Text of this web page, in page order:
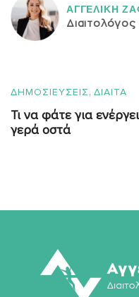
ΑΓΓΕΛΙΚH
ΔΗΜΟΣΙΕΥΣΕΙΣ, ΔΙΑΙΤΑ
Τι να φάτε για
γερά οστά